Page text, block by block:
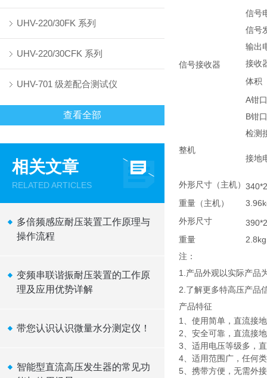
UHV-220/30FK 系列
UHV-220/30CFK 系列
UHV-701 级差配合测试仪
查看全部
相关文章
RELATED ARTICLES
多倍频感应耐压装置工作原理与
操作流程
变频串联谐振耐压装置的工作原
理及应用优势详解
带您认识认识微量水分测定仪！
智能型直流高压发生器的常见功
信号接收器
信号
信号
输出
接收
体积
A钳
B钳
整机
检测
接地
外形尺寸（主机）
重量（主机）
外形尺寸
重量
2.8kg
注：
1.产品外观以实际产品
2.了解更多特高压产品
产品特征
1、使用简单，直流接
2、安全可靠，直流接
3、适用电压等级多，
4、适用范围广，任何
5、携带方便，无需外